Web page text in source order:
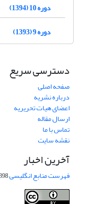
دوره 10 (1394)
دوره 9 (1393)
دسترسی سریع
صفحه اصلی
درباره نشریه
اعضای هیات تحریریه
ارسال مقاله
تماس با ما
نقشه سایت
آخرین اخبار
فهرست منابع انگلیسی12-16